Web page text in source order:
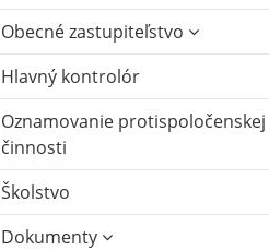
Obecné zastupiteľstvo
Hlavný kontrolór
Oznamovanie protispoločenskej
činnosti
Školstvo
Dokumenty